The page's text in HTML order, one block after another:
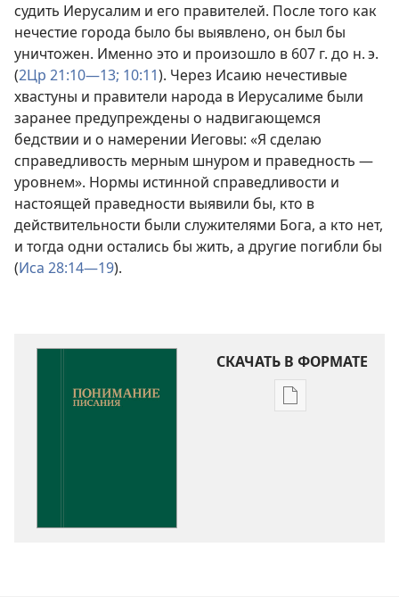
судить Иерусалим и его правителей. После того как
нечестие города было бы выявлено, он был бы
уничтожен. Именно это и произошло в 607 г. до н. э.
(2Цр 21:10—13; 10:11). Через Исаию нечестивые
хвастуны и правители народа в Иерусалиме были
заранее предупреждены о надвигающемся
бедствии и о намерении Иеговы: «Я сделаю
справедливость мерным шнуром и праведность —
уровнем». Нормы истинной справедливости и
настоящей праведности выявили бы, кто в
действительности были служителями Бога, а кто нет,
и тогда одни остались бы жить, а другие погибли бы
(Иса 28:14—19).
СКАЧАТЬ В ФОРМАТЕ
Варианты